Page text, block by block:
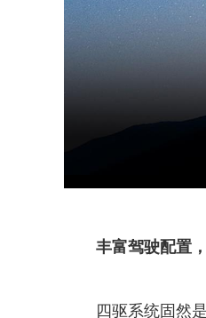
丰富驾驶配置
四驱系统固然